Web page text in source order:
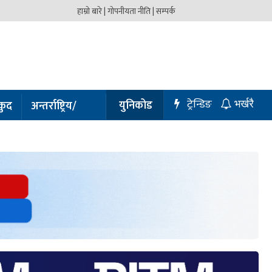
हाम्रो बारे |गोपनीयता नीति |सम्पर्क
अन्तर्राष्ट्रिय/
प्रबास
युनिकोड भर्खरै
ट्रेन्डिङ